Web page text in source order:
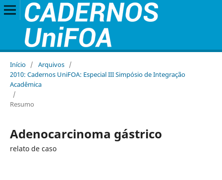
Início / Arquivos /
2010: Cadernos UniFOA: Especial III Simpósio de Integração
Acadêmica
/
Resumo
Adenocarcinoma gástrico
relato de caso